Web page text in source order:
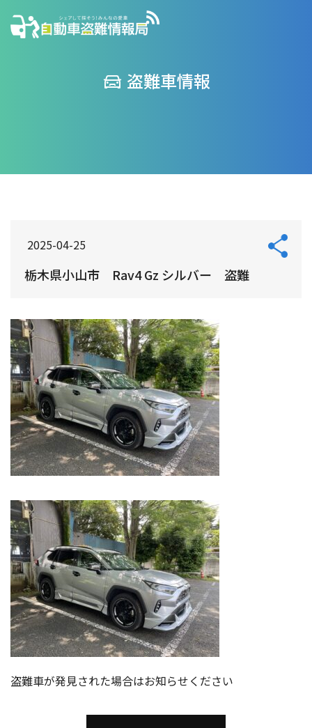
盗難車情報
2025-04-25
栃木県小山市 Rav4 Gz シルバー 盗難
盗難車が発見された場合はお知らせください